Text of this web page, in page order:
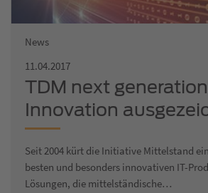
News
11.04.2017
TDM next
Innovation
Seit 2004 kürt die Initiative Mittelstand
besten und besonders innovativen IT-
Lösungen, die mittelständische…